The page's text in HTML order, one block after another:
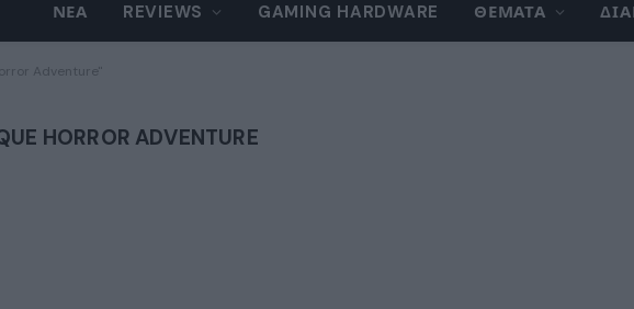
ΝΈΑ REVIEWS GAMING HARDWARE ΘΈΜΑΤΑ
Adventure"
HORROR ADVENTURE